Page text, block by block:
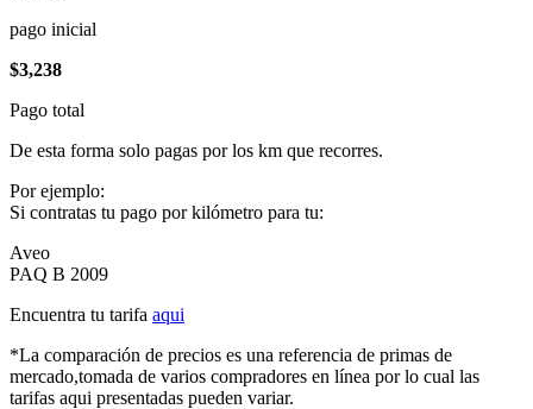
pago inicial
$3,238
Pago total
De esta forma solo pagas por los km que recorres.
Por ejemplo:
Si contratas tu pago por kilómetro para tu:
Aveo
PAQ B 2009
Encuentra tu tarifa aqui
*La comparación de precios es una referencia de primas de
mercado,tomada de varios compradores en línea por lo cual las
tarifas aqui presentadas pueden variar.